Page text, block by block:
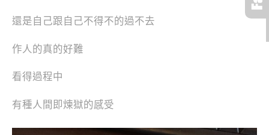
還是自己跟自己不得不的過不去
作人的真的好難
看得過程中
有種人間即煉獄的感受